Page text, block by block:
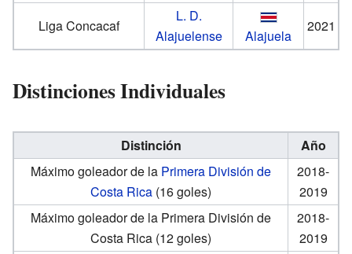
Liga Concacaf
L. D.
Alajuelense
Alajuela
2021
Distinciones Individuales
Distinción
Año
Máximo goleador de la Primera División de
Costa Rica (16 goles)
2018-
2019
Máximo goleador de la Primera División de
Costa Rica (12 goles)
2018-
2019